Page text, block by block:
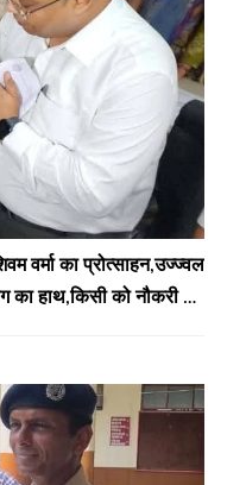
वर्मा का प्रोत्साहन,उज्ज्वल
का हाथ,किसी को नौकरी तो
जून 2026इंदौर कलेक्टर